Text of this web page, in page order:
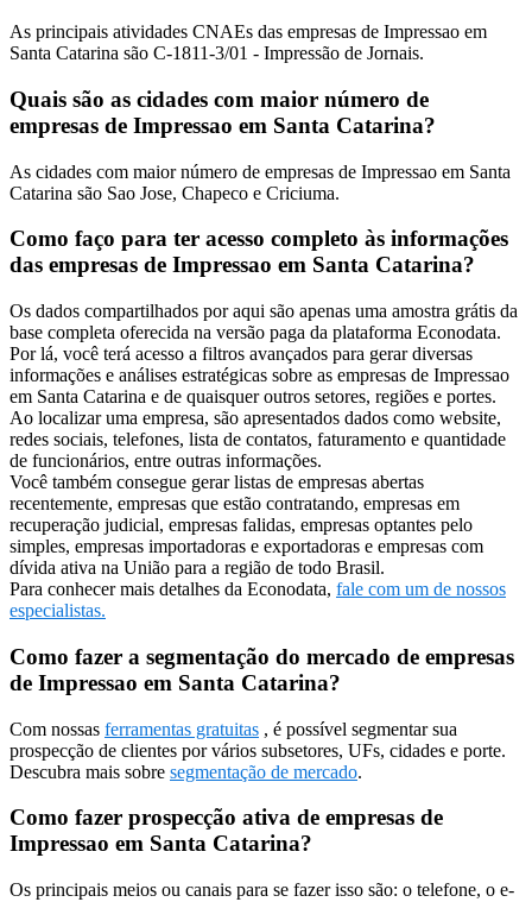
As principais atividades CNAEs das empresas de Impressao em
Santa Catarina são C-1811-3/01 - Impressão de Jornais.
Quais são as cidades com maior número de
empresas de Impressao em Santa Catarina?
As cidades com maior número de empresas de Impressao em Santa
Catarina são Sao Jose, Chapeco e Criciuma.
Como faço para ter acesso completo às informações
das empresas de Impressao em Santa Catarina?
Os dados compartilhados por aqui são apenas uma amostra grátis da
base completa oferecida na versão paga da plataforma Econodata.
Por lá, você terá acesso a filtros avançados para gerar diversas
informações e análises estratégicas sobre as empresas de Impressao
em Santa Catarina e de quaisquer outros setores, regiões e portes.
Ao localizar uma empresa, são apresentados dados como website,
redes sociais, telefones, lista de contatos, faturamento e quantidade
de funcionários, entre outras informações.
Você também consegue gerar listas de empresas abertas
recentemente, empresas que estão contratando, empresas em
recuperação judicial, empresas falidas, empresas optantes pelo
simples, empresas importadoras e exportadoras e empresas com
dívida ativa na União para a região de todo Brasil.
Para conhecer mais detalhes da Econodata, fale com um de nossos
especialistas.
Como fazer a segmentação do mercado de empresas
de Impressao em Santa Catarina?
Com nossas ferramentas gratuitas , é possível segmentar sua
prospecção de clientes por vários subsetores, UFs, cidades e porte.
Descubra mais sobre segmentação de mercado.
Como fazer prospecção ativa de empresas de
Impressao em Santa Catarina?
Os principais meios ou canais para se fazer isso são: o telefone, o e-